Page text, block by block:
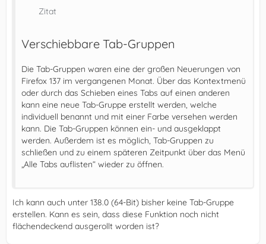
Zitat
Verschiebbare Tab-Gruppen
Die Tab-Gruppen waren eine der großen Neuerungen von
Firefox 137 im vergangenen Monat. Über das Kontextmenü
oder durch das Schieben eines Tabs auf einen anderen
kann eine neue Tab-Gruppe erstellt werden, welche
individuell benannt und mit einer Farbe versehen werden
kann. Die Tab-Gruppen können ein- und ausgeklappt
werden. Außerdem ist es möglich, Tab-Gruppen zu
schließen und zu einem späteren Zeitpunkt über das Menü
„Alle Tabs auflisten“ wieder zu öffnen.
Ich kann auch unter 138.0 (64-Bit) bisher keine Tab-Gruppe
erstellen. Kann es sein, dass diese Funktion noch nicht
flächendeckend ausgerollt worden ist?